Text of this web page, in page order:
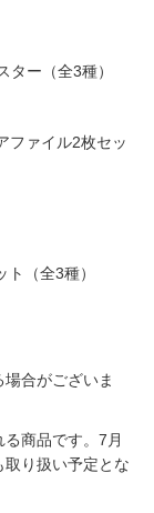
ー（全3種）
ファイル2枚セッ
（全3種）
合がございま
商品です。7月
り扱い予定とな